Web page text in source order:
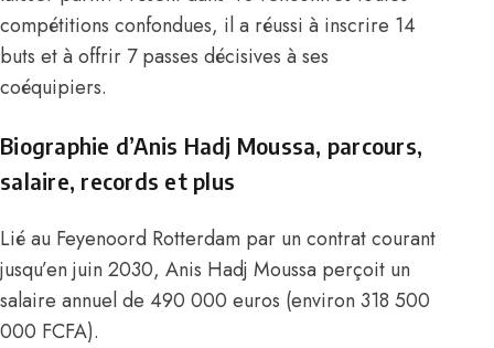
compétitions confondues, il a réussi à inscrire 14
buts et à offrir 7 passes décisives à ses
coéquipiers.
Biographie d’Anis Hadj Moussa, parcours,
salaire, records et plus
Lié au Feyenoord Rotterdam par un contrat courant
jusqu’en juin 2030, Anis Hadj Moussa perçoit un
salaire annuel de 490 000 euros (environ 318 500
000 FCFA).